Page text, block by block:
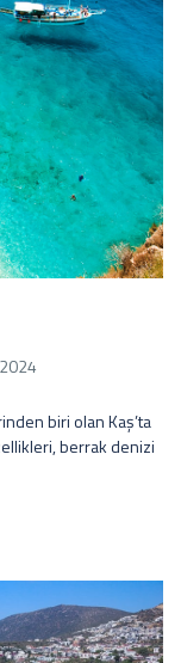
biri olan Kaş’ta
berrak denizi